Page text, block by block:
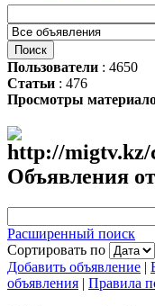
Пользователи : 4650
Статьи : 476
Просмотры
Объявления
Расширенный поиск
Сортировать по
Добавить объявление |
объявления | Правила